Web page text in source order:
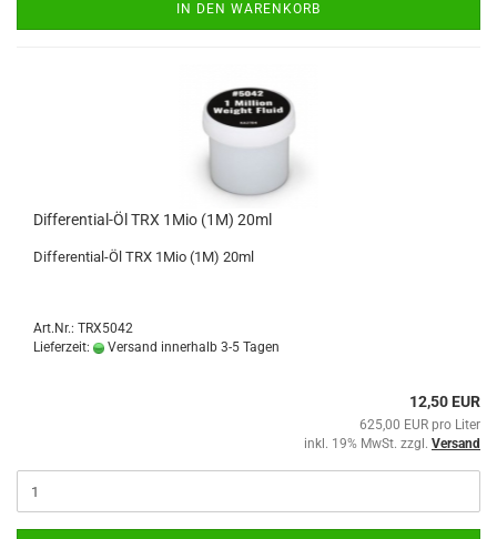
IN DEN WARENKORB
Differential-Öl TRX 1Mio (1M) 20ml
Differential-Öl TRX 1Mio (1M) 20ml
Art.Nr.: TRX5042
Lieferzeit:
Versand innerhalb 3-5 Tagen
12,50 EUR
625,00 EUR pro Liter
inkl. 19% MwSt. zzgl. Versand